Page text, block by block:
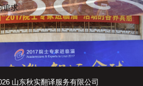
追求
山东秋实翻译服务有限公司